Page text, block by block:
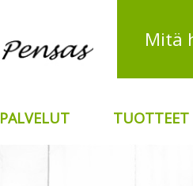
PALVELUT TUOTTEET